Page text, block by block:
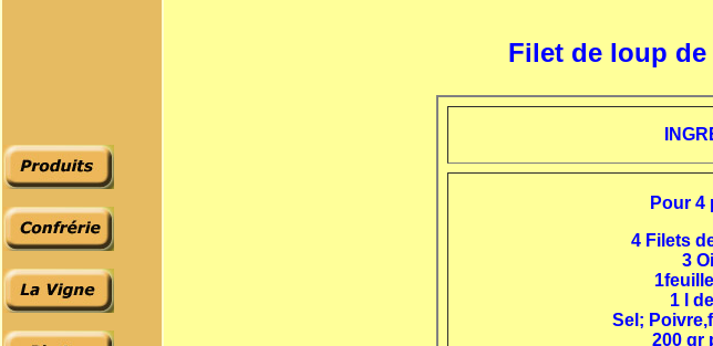
Filet de loup
Pour 4
4 Filets
3
1 l
Sel;
200 gr